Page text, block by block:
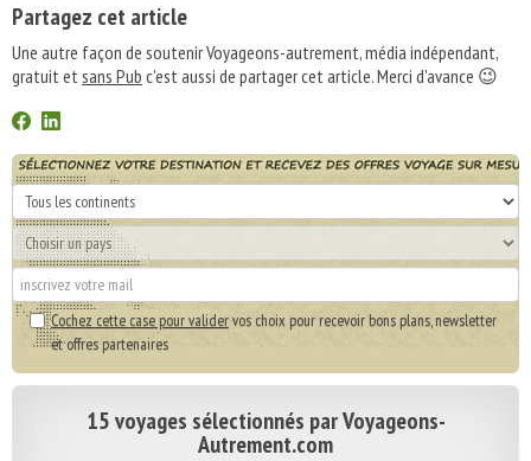
Partagez cet article
Une autre façon de soutenir Voyageons-autrement, média indépendant,
gratuit etsans Pub c'est aussi de partager cet article. Merci d'avance 😉
Cochez cette case pour validervos choix pour recevoir bons plans, newsletter
et offres partenaires
15 voyages sélectionnés par Voyageons-
Autrement.com